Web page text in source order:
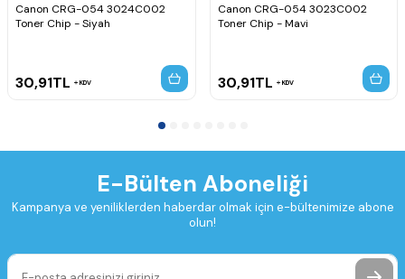
Canon CRG-054 3024C002
Toner Chip - Siyah
30,91TL KDV
Canon CRG-054 3023C002
Toner Chip - Mavi
30,91TL KDV
E-Bülten Aboneliği
Kampanya ve yeniliklerden haberdar olmak için e-bültenimize abone
olun!